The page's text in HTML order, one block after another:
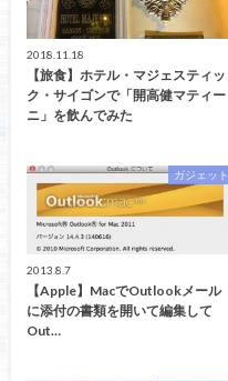
2018.11.18
【旅食】ホテル・マジェスティッ
ク・サイゴンで「開高健マティー
ニ」を飲んでみた
ガジェット
2013.8.7
【Apple】MacでOutlookメール
に添付の書類を開いて編集して
Out…